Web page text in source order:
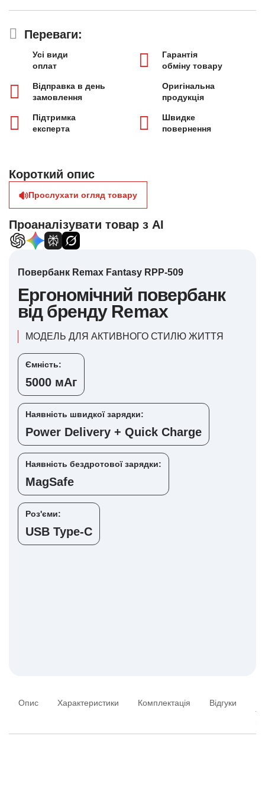
Переваги:
Усі види
оплат
Гарантія
обміну товару
Відправка в день
замовлення
Оригінальна
продукція
Підтримка
експерта
Швидке
повернення
Короткий опис
Прослухати огляд товару
Проаналізувати товар з AI
Повербанк Remax Fantasy RPP-509
Ергономічний повербанк
від бренду Remax
МОДЕЛЬ ДЛЯ АКТИВНОГО СТИЛЮ ЖИТТЯ
Ємність:
5000 мАг
Наявність швидкої зарядки:
Power Delivery + Quick Charge
Наявність бездротової зарядки:
MagSafe
Роз'єми:
USB Type-C
Опис Характеристики Комплектація Відгуки
та